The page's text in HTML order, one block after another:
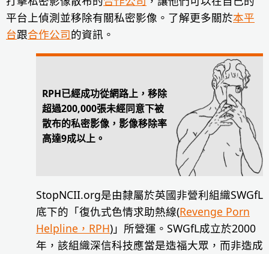
平台上偵測並移除有關私密影像。了解更多關於本平
台跟合作公司的資訊。
RPH已經成功從網路上，移除
超過200,000張未經同意下被
散布的私密影像，影像移除率
高達9成以上。
StopNCII.org是由隸屬於英國非營利組織SWGfL
底下的「復仇式色情求助熱線(Revenge Porn
Helpline，RPH)」所營運。SWGfL成立於2000
年，該組織深信科技應當是造福大眾，而非造成